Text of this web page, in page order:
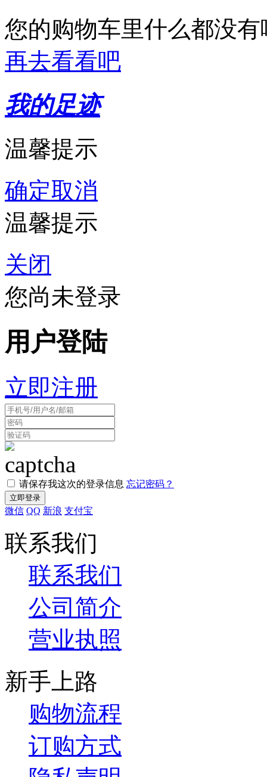
您的购物车里什么都没有
再去看看吧
我的足迹
温馨提示
确定取消
温馨提示
关闭
您尚未登录
用户登陆
立即注册
请保存我这次的登录信息 忘记密码？
微信 QQ 新浪 支付宝
联系我们
联系我们
公司简介
营业执照
新手上路
购物流程
订购方式